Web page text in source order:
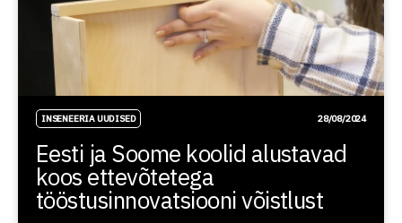
INSENEERIA UUDISED 28/08/2024
Eesti ja Soome koolid alustavad
koos ettevõtetega
tööstusinnovatsiooni võistlust